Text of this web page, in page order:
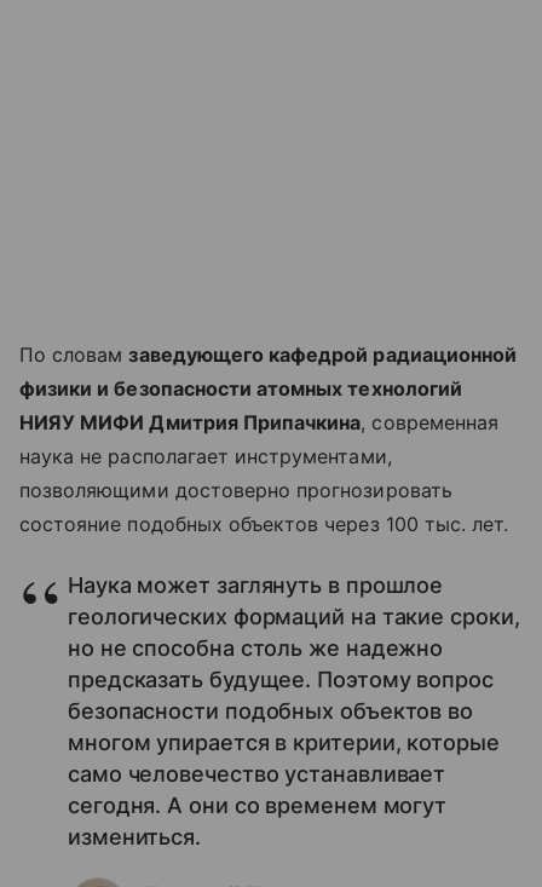
По словамзаведующего кафедрой радиационной
физики и безопасности атомных технологий
НИЯУ МИФИ Дмитрия Припачкина, современная
наука не располагает инструментами,
позволяющими достоверно прогнозировать
состояние подобных объектов через 100 тыс. лет.
Наука может заглянуть в прошлое
геологических формаций на такие сроки,
но не способна столь же надежно
предсказать будущее. Поэтому вопрос
безопасности подобных объектов во
многом упирается в критерии, которые
само человечество устанавливает
сегодня. А они со временем могут
измениться.